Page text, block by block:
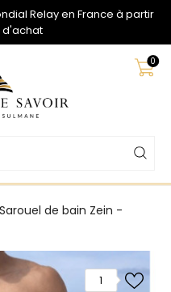
Relay en France à partir
0
Sarouel de bain Zein -
1